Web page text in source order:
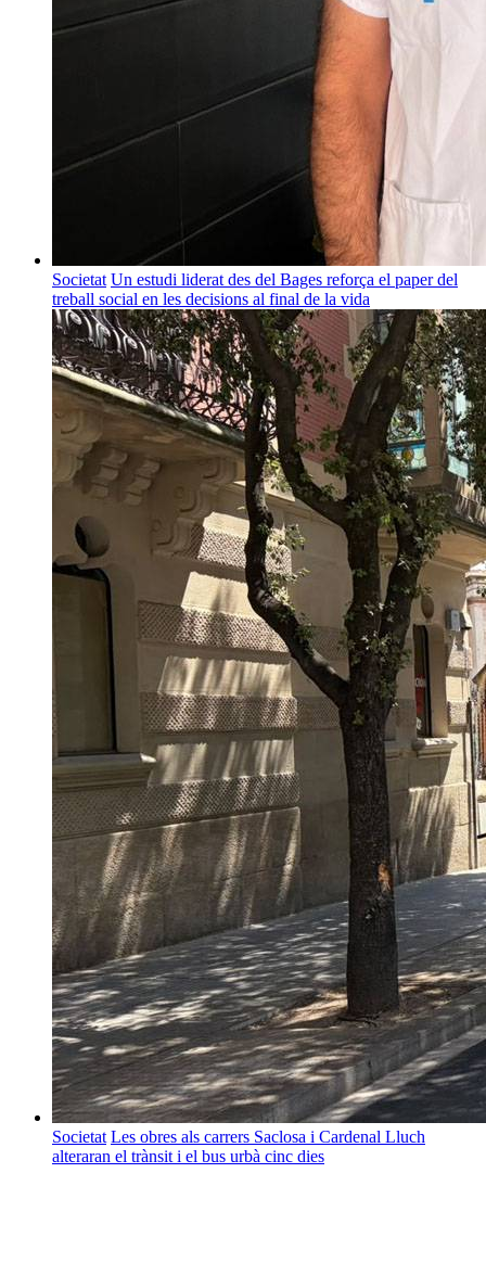
Societat Un estudi liderat des del Bages reforça el paper del
treball social en les decisions al final de la vida
Societat Les obres als carrers Saclosa i Cardenal Lluch
alteraran el trànsit i el bus urbà cinc dies